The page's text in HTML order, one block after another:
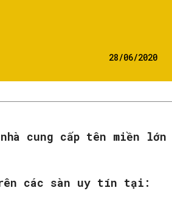
28/06/2020
cung cấp tên miền
các sàn uy tín tại: